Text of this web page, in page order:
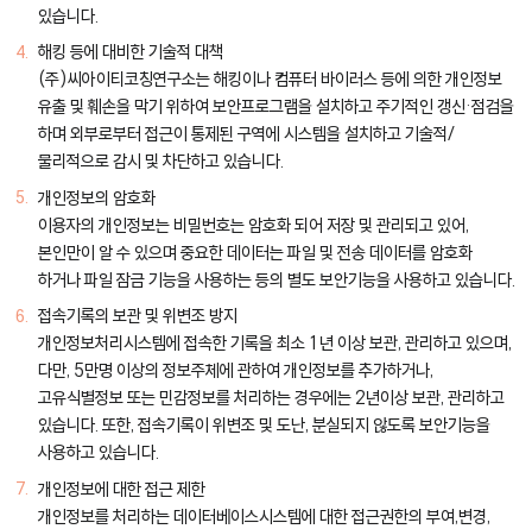
있습니다.
해킹 등에 대비한 기술적 대책
(주)씨아이티코칭연구소는 해킹이나 컴퓨터 바이러스 등에 의한 개인정보
유출 및 훼손을 막기 위하여 보안프로그램을 설치하고 주기적인 갱신·점검을
하며 외부로부터 접근이 통제된 구역에 시스템을 설치하고 기술적/
물리적으로 감시 및 차단하고 있습니다.
개인정보의 암호화
이용자의 개인정보는 비밀번호는 암호화 되어 저장 및 관리되고 있어,
본인만이 알 수 있으며 중요한 데이터는 파일 및 전송 데이터를 암호화
하거나 파일 잠금 기능을 사용하는 등의 별도 보안기능을 사용하고 있습니다.
접속기록의 보관 및 위변조 방지
개인정보처리시스템에 접속한 기록을 최소 1년 이상 보관, 관리하고 있으며,
다만, 5만명 이상의 정보주체에 관하여 개인정보를 추가하거나,
고유식별정보 또는 민감정보를 처리하는 경우에는 2년이상 보관, 관리하고
있습니다. 또한, 접속기록이 위변조 및 도난, 분실되지 않도록 보안기능을
사용하고 있습니다.
개인정보에 대한 접근 제한
개인정보를 처리하는 데이터베이스시스템에 대한 접근권한의 부여,변경,